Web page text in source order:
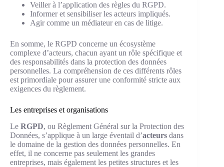
Veiller à l’application des règles du RGPD.
Informer et sensibiliser les acteurs impliqués.
Agir comme un médiateur en cas de litige.
En somme, le RGPD concerne un écosystème
complexe d’acteurs, chacun ayant un rôle spécifique et
des responsabilités dans la protection des données
personnelles. La compréhension de ces différents rôles
est primordiale pour assurer une conformité stricte aux
exigences du règlement.
Les entreprises et organisations
Le RGPD, ou Règlement Général sur la Protection des
Données, s’applique à un large éventail d’acteurs dans
le domaine de la gestion des données personnelles. En
effet, il ne concerne pas seulement les grandes
entreprises, mais également les petites structures et les